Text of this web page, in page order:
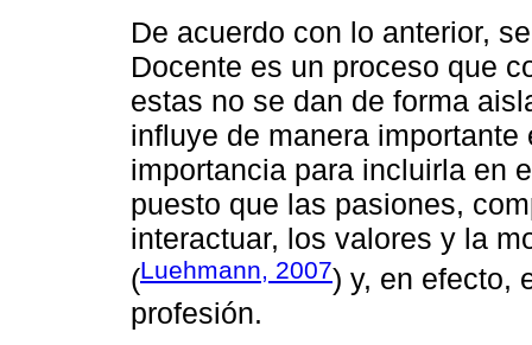
De acuerdo con lo anterior,
Docente es un proceso que
estas no se dan de forma
influye de manera
importancia para incluirla en
puesto que las pasiones,
interactuar, los valores y la
(Luehmann, 2007) y, en efecto,
profesión.